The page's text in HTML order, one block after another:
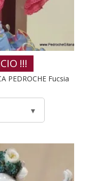
!!!
PEDROCHE Fucsia